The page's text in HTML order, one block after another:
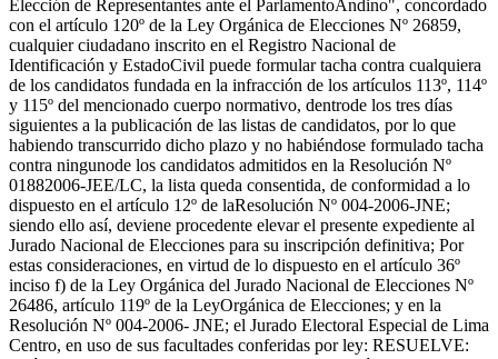
Elección de Representantes ante el ParlamentoAndino", concordado
con el artículo 120º de la Ley Orgánica de Elecciones Nº 26859,
cualquier ciudadano inscrito en el Registro Nacional de
Identificación y EstadoCivil puede formular tacha contra cualquiera
de los candidatos fundada en la infracción de los artículos 113º, 114º
y 115º del mencionado cuerpo normativo, dentrode los tres días
siguientes a la publicación de las listas de candidatos, por lo que
habiendo transcurrido dicho plazo y no habiéndose formulado tacha
contra ningunode los candidatos admitidos en la Resolución Nº
01882006-JEE/LC, la lista queda consentida, de conformidad a lo
dispuesto en el artículo 12º de laResolución Nº 004-2006-JNE;
siendo ello así, deviene procedente elevar el presente expediente al
Jurado Nacional de Elecciones para su inscripción definitiva; Por
estas consideraciones, en virtud de lo dispuesto en el artículo 36º
inciso f) de la Ley Orgánica del Jurado Nacional de Elecciones Nº
26486, artículo 119º de la LeyOrgánica de Elecciones; y en la
Resolución Nº 004-2006- JNE; el Jurado Electoral Especial de Lima
Centro, en uso de sus facultades conferidas por ley: RESUELVE: